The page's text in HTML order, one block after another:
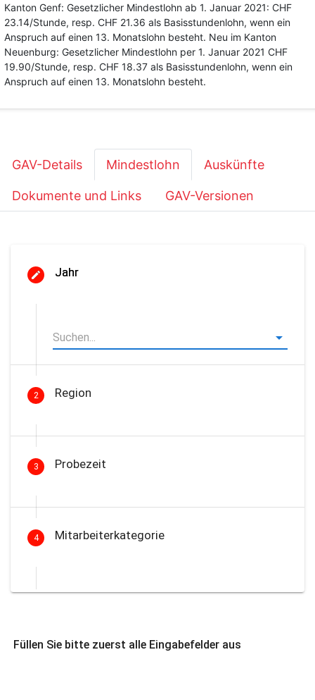
Kanton Genf: Gesetzlicher Mindestlohn ab 1. Januar 2021: CHF
23.14/Stunde, resp. CHF 21.36 als Basisstundenlohn, wenn ein
Anspruch auf einen 13. Monatslohn besteht. Neu im Kanton
Neuenburg: Gesetzlicher Mindestlohn per 1. Januar 2021 CHF
19.90/Stunde, resp. CHF 18.37 als Basisstundenlohn, wenn ein
Anspruch auf einen 13. Monatslohn besteht.
GAV-Details Mindestlohn Auskünfte
Dokumente und Links GAV-Versionen
Jahr
2 Region
3 Probezeit
4 Mitarbeiterkategorie
Füllen Sie bitte zuerst alle Eingabefelder aus